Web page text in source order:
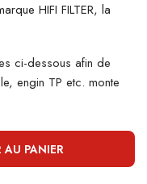
HIFI FILTER, la
ci-dessous afin de
engin TP etc. monte
AU PANIER